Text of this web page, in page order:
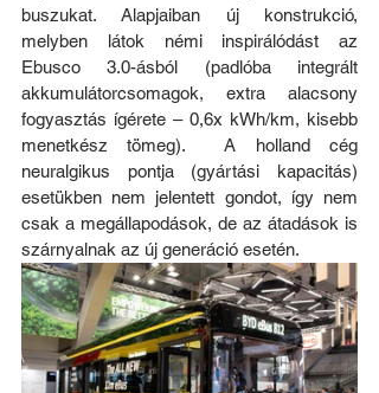
buszukat. Alapjaiban új konstrukció,
melyben látok némi inspirálódást az
Ebusco 3.0-ásból (padlóba integrált
akkumulátorcsomagok, extra alacsony
fogyasztás ígérete – 0,6x kWh/km, kisebb
menetkész tömeg).  A holland cég
neuralgikus pontja (gyártási kapacitás)
esetükben nem jelentett gondot, így nem
csak a megállapodások, de az átadások is
szárnyalnak az új generáció esetén.